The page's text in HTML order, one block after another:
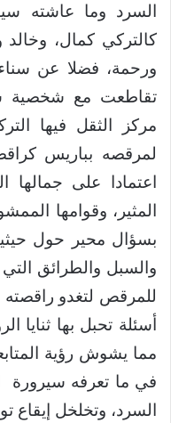
السرد وما عاشته
كالتركي كمال،
ورحمة، فضلا عن
تقاطعت مع شخصية
مركز الثقل فيها
لمرقصه بباريس
اعتمادا على جمالها
المثير، وقوامها
بسؤال محير حول
والسبل والطرائق
للمرقص لتغدو
أسئلة تحبل بها ثنايا
مما يشوش رؤية
في ما تعرفه
السرد، وتخلخل إيقاع